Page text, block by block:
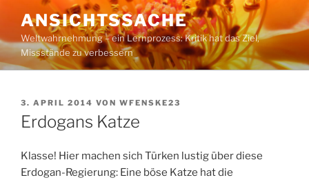
Inhalt
springen
ANSICHTSSACHE
Weltwahrnehmung – ein Lernprozess: Kritik hat das Ziel,
Missstände zu verbessern
VERÖFFENTLICHT
AM
3. APRIL 2014 VON WFENSKE23
Erdogans Katze
Klasse! Hier machen sich Türken lustig über diese
Erdogan-Regierung: Eine böse Katze hat die